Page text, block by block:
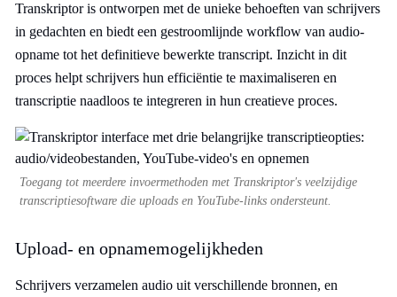
Transkriptor is ontworpen met de unieke behoeften van schrijvers
in gedachten en biedt een gestroomlijnde workflow van audio-
opname tot het definitieve bewerkte transcript. Inzicht in dit
proces helpt schrijvers hun efficiëntie te maximaliseren en
transcriptie naadloos te integreren in hun creatieve proces.
Toegang tot meerdere invoermethoden met Transkriptor's veelzijdige
transcriptiesoftware die uploads en YouTube-links ondersteunt.
Upload- en opnamemogelijkheden
Schrijvers verzamelen audio uit verschillende bronnen, en